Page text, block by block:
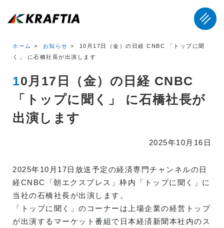
ホーム お知らせ
10月17日（金）の日経 CNBC 「トップに聞
く」 に石橋社長が出演します
10月17日（金）の日経 CNBC
「トップに聞く」 に石橋社長が
出演します
2025年10月16日
2025年10月17日放送予定の経済専門チャンネルの日
経CNBC「朝エクスプレス」枠内「トップに聞く」に
当社の石橋社長が出演します。
「トップに聞く」のコーナーは上場企業の経営トップ
が出演するマーケット番組で日本経済新聞本社内のス